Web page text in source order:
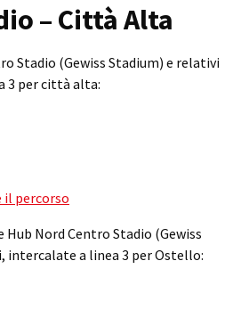
– Città Alta
Stadio (Gewiss Stadium) e relativi
3 per città alta:
il percorso
Nord Centro Stadio (Gewiss
a linea 3 per Ostello: